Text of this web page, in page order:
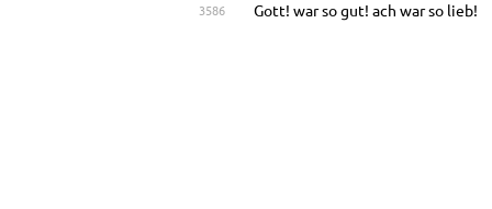
3586 Gott! war so gut! ach war so lieb!